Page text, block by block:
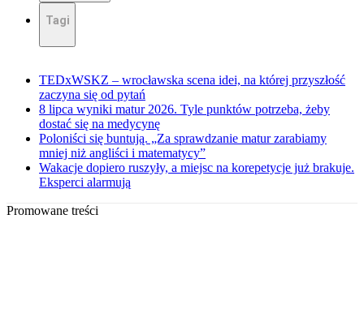
Tagi
TEDxWSKZ – wrocławska scena idei, na której przyszłość
zaczyna się od pytań
8 lipca wyniki matur 2026. Tyle punktów potrzeba, żeby
dostać się na medycynę
Poloniści się buntują. „Za sprawdzanie matur zarabiamy
mniej niż angliści i matematycy”
Wakacje dopiero ruszyły, a miejsc na korepetycje już brakuje.
Eksperci alarmują
Promowane treści